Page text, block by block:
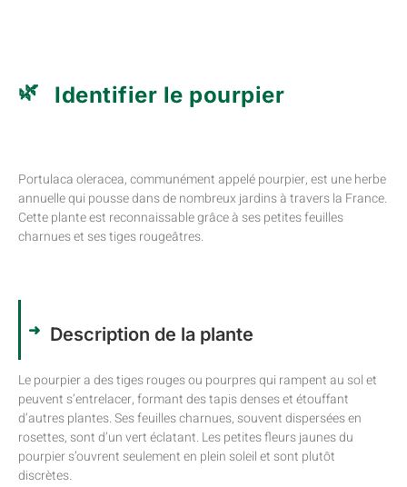
Identifier le pourpier
Portulaca oleracea, communément appelé pourpier, est une herbe
annuelle qui pousse dans de nombreux jardins à travers la France.
Cette plante est reconnaissable grâce à ses petites feuilles
charnues et ses tiges rougeâtres.
Description de la plante
Le pourpier a des tiges rouges ou pourpres qui rampent au sol et
peuvent s’entrelacer, formant des tapis denses et étouffant
d’autres plantes. Ses feuilles charnues, souvent dispersées en
rosettes, sont d’un vert éclatant. Les petites fleurs jaunes du
pourpier s’ouvrent seulement en plein soleil et sont plutôt
discrètes.